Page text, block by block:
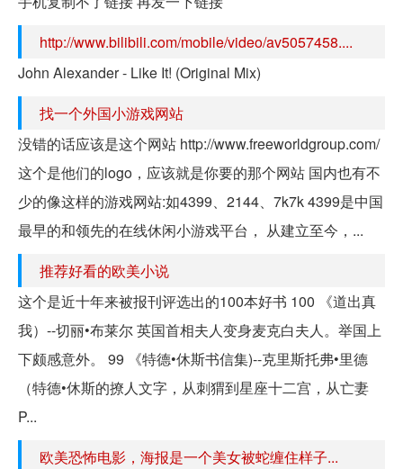
http://www.bilibili.com/mobile/video/av5057458....
John Alexander - Like It! (Original Mix)
找一个外国小游戏网站
没错的话应该是这个网站 http://www.freeworldgroup.com/
这个是他们的logo，应该就是你要的那个网站 国内也有不
少的像这样的游戏网站:如4399、2144、7k7k 4399是中国
最早的和领先的在线休闲小游戏平台， 从建立至今，...
推荐好看的欧美小说
这个是近十年来被报刊评选出的100本好书 100 《道出真
我）--切丽•布莱尔 英国首相夫人变身麦克白夫人。举国上
下颇感意外。 99 《特德•休斯书信集)--克里斯托弗•里德
（特德•休斯的撩人文字，从刺猬到星座十二宫，从亡妻
P...
欧美恐怖电影，海报是一个美女被蛇缠住样子...